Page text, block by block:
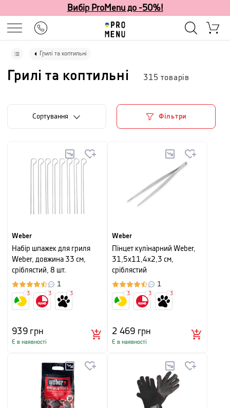
Вибір ProMenu до -50%!
Грилі та коптильні
Грилі та коптильні 315 товарів
Сортування Фільтри
Weber
Набір шпажек для гриля
Weber, довжина 33 см,
сріблястий, 8 шт.
1
939грн
Є в наявності
3 3 3
Weber
Пінцет кулінарний Weber,
31,5х11,4х2,3 см,
сріблястий
1
2 469 грн
Є в наявності
3 3 3